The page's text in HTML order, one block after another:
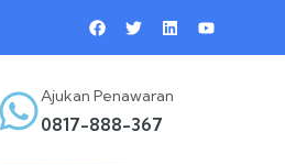
Ajukan Penawaran
0817-888-367